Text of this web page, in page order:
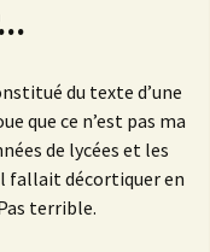
du texte d’une
que ce n’est pas ma
de lycées et les
fallait décortiquer en
terrible.